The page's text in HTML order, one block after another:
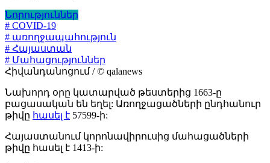
Նորություններ
# COVID-19
# առողջապահություն
# Հայաստան
# Մահացություններ
Հիվանդանոցում / © qalanews
Նախորդ օրը կատարված թեստերից 1663-ը
բացասական են եղել: Առողջացածների ընդհանուր
թիվը հասել է 57599-ի:
Հայաստանում կորոնավիրուսից մահացածների
թիվը հասել է 1413-ի: